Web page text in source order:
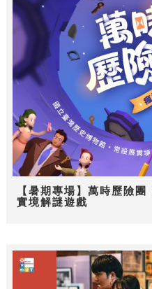
【暑期專場】萬時歷險
實境解謎遊戲